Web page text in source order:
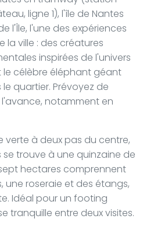
ligne 1), l'île de Nantes
l'Île, l'une des expériences
la ville : des créatures
inspirées de l'univers
le célèbre éléphant géant
quartier. Prévoyez de
l'avance, notamment en
verte à deux pas du centre,
se trouve à une quinzaine de
hectares comprennent
une roseraie et des étangs,
Idéal pour un footing
tranquille entre deux visites.